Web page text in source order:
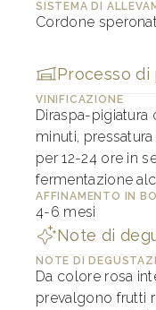
SISTEMA DI
Cordone
Processo di
VINIFICAZIONE
Diraspa-pigiatura
minuti,
per 12-24 ore in
fermentazione
AFFINAMENTO IN
4-6 mesi
Note di
NOTE DI
Da colore rosa
prevalgono frutti